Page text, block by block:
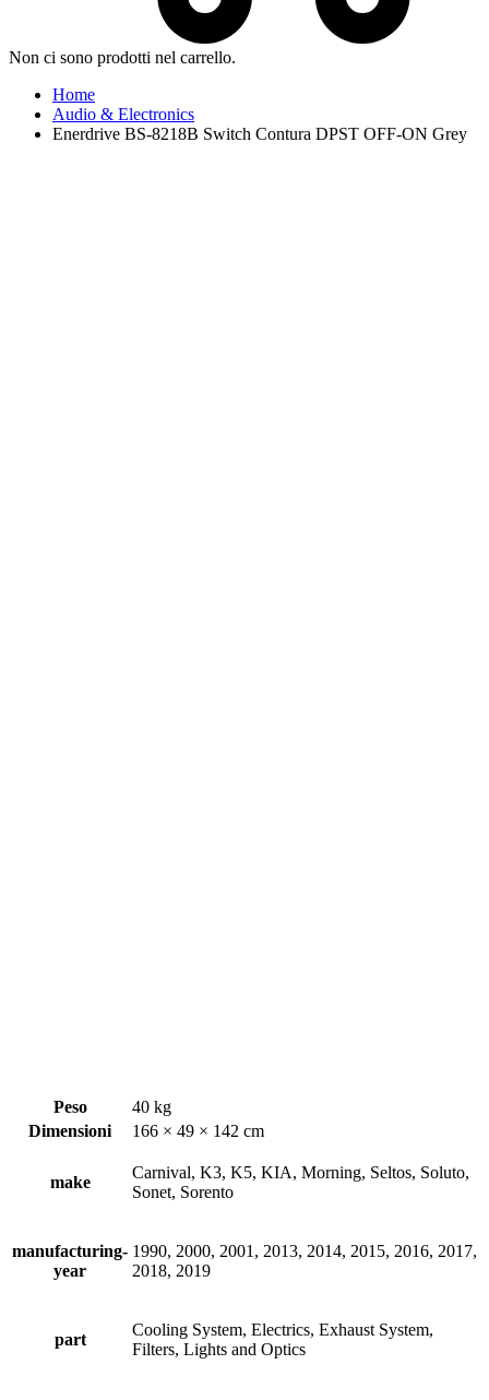
Non ci sono prodotti nel carrello.
Home
Audio & Electronics
Enerdrive BS-8218B Switch Contura DPST OFF-ON Grey
Peso
40 kg
Dimensioni
166 × 49 × 142 cm
make
Carnival, K3, K5, KIA, Morning, Seltos, Soluto,
Sonet, Sorento
manufacturing-
year
1990, 2000, 2001, 2013, 2014, 2015, 2016, 2017,
2018, 2019
part
Cooling System, Electrics, Exhaust System,
Filters, Lights and Optics